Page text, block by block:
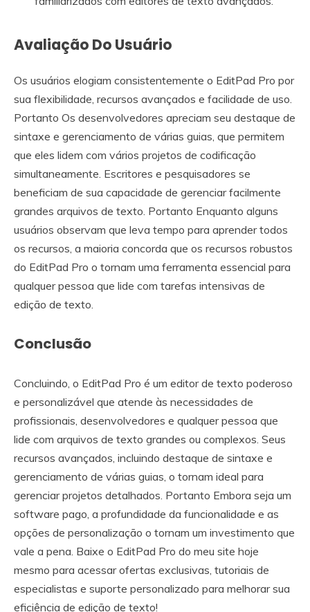
Avaliação Do Usuário
Os usuários elogiam consistentemente o EditPad Pro por
sua flexibilidade, recursos avançados e facilidade de uso.
Portanto Os desenvolvedores apreciam seu destaque de
sintaxe e gerenciamento de várias guias, que permitem
que eles lidem com vários projetos de codificação
simultaneamente. Escritores e pesquisadores se
beneficiam de sua capacidade de gerenciar facilmente
grandes arquivos de texto. Portanto Enquanto alguns
usuários observam que leva tempo para aprender todos
os recursos, a maioria concorda que os recursos robustos
do EditPad Pro o tornam uma ferramenta essencial para
qualquer pessoa que lide com tarefas intensivas de
edição de texto.
Conclusão
Concluindo, o EditPad Pro é um editor de texto poderoso
e personalizável que atende às necessidades de
profissionais, desenvolvedores e qualquer pessoa que
lide com arquivos de texto grandes ou complexos. Seus
recursos avançados, incluindo destaque de sintaxe e
gerenciamento de várias guias, o tornam ideal para
gerenciar projetos detalhados. Portanto Embora seja um
software pago, a profundidade da funcionalidade e as
opções de personalização o tornam um investimento que
vale a pena. Baixe o EditPad Pro do meu site hoje
mesmo para acessar ofertas exclusivas, tutoriais de
especialistas e suporte personalizado para melhorar sua
eficiência de edição de texto!